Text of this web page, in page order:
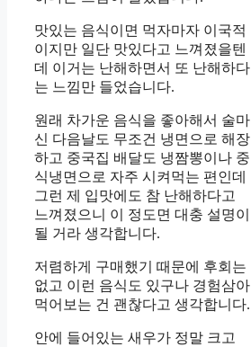
맛있는 음식이면 먹자마자 이국적
이지만 일단 맛있다고 느껴졌을텐
데 이거는 난해하면서 또 난해하다
는 느낌만 들었습니다.
원래 차가운 음식을 좋아해서 술마
신 다음날도 무조건 냉면으로 해장
하고 중국집 배달도 냉짬뽕이나 중
식냉면으로 자주 시켜먹는 편인데
그런 제 입맛에도 참 난해하다고
느껴졌으니 이 정도면 대충 설명이
될 거라 생각합니다.
저렴하게 구매했기 때문에 후회는
없고 이런 음식도 있구나 경험삼아
먹어보는 건 괜찮다고 생각합니다.
안에 들어있는 새우가 정말 크고